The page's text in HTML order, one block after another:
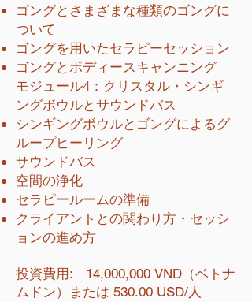
ゴングとさまざまな種類のゴングに
ついて
ゴングを用いたセラピーセッション
ゴングとボディースキャンニング
モジュール4：クリスタル・シンギ
ングボウルとサウンドバス
シンギングボウルとゴングによるグ
ループヒーリング
サウンドバス
空間の浄化
セラピールームの準備
クライアントとの関わり方・セッシ
ョンの進め方
投資費用: 14,000,000 VND（ベトナ
ムドン）または 530.00 USD/人